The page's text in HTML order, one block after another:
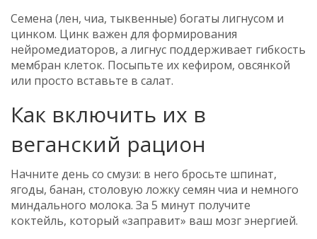
Семена (лен, чиа, тыквенные) богаты лигнусом и
цинком. Цинк важен для формирования
нейромедиаторов, а лигнус поддерживает гибкость
мембран клеток. Посыпьте их кефиром, овсянкой
или просто вставьте в салат.
Как включить их в
веганский рацион
Начните день со смузи: в него бросьте шпинат,
ягоды, банан, столовую ложку семян чиа и немного
миндального молока. За 5 минут получите
коктейль, который «заправит» ваш мозг энергией.